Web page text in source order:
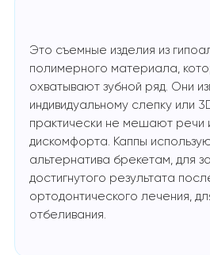
Это съемные изделия из
полимерного материала,
охватывают зубной ряд. Они
индивидуальному слепку или
практически не мешают речи
дискомфорта. Каппы
альтернатива брекетам, для
достигнутого результата
ортодонтического лечения,
отбеливания.